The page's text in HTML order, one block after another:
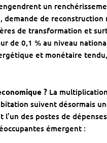
un
de reconstruction
de transformation et
de 0,1 % au niveau
et monétaire
? La
suivent désormais
l’un des postes de
émergent :